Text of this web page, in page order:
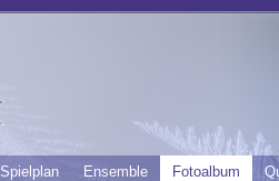
Spielplan Ensemble Fotoalbum